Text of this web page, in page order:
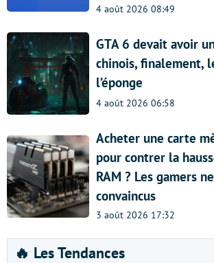
4 août 2026 08:49
GTA 6 devait avoir
chinois, finalement,
l’éponge
4 août 2026 06:58
Acheter une carte
pour contrer la
RAM ? Les gamers
convaincus
3 août 2026 17:32
🔥 Les Tendances